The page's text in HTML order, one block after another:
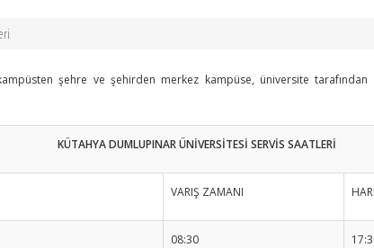
şehre ve şehirden merkez kampüse, üniversite
KÜTAHYA DUMLUPINAR ÜNİVERSİTESİ SERVİS SAATLERİ
VARIŞ ZAMANI
08:30